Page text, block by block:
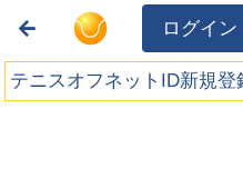
ログイン
テニスオフネットID新規登